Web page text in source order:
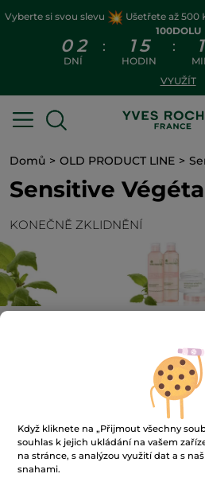
Vyberte si svou slevu Ušetřete až 500
100DOLU
0 2
DNÍ
: 1 5
HODIN
: 1
VYUŽÍT
Domů OLD PRODUCT LINE
Sensitive
KONEČNĚ ZKLIDNĚNÍ
Když kliknete na „Přijmout všechny
souhlas k jejich ukládání na vašem
na stránce, s analýzou využití dat a s
snahami.